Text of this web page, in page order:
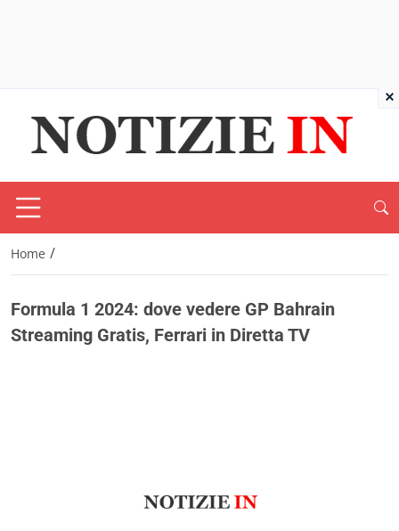
Home /
Formula 1 2024: dove vedere GP Bahrain
Streaming Gratis, Ferrari in Diretta TV
×